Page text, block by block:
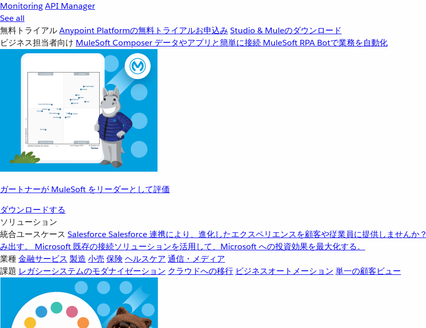
MonitoringAPI Manager
See all
無料トライアルAnypoint Platformの無料トライアルお申込み Studio & Muleのダウンロード
ビジネス担当者向け MuleSoft Composer データやアプリと簡単に接続 MuleSoft RPA Botで業務を自動化
ガートナーが MuleSoft をリーダーとして評価
ダウンロードする
ソリューション
統合ユースケース SalesforceSalesforce 連携により、進化したエクスペリエンスを顧客や従業員に提供しませんか？
み出す。
Microsoft 既存の接続ソリューションを活用して、Microsoft への投資効果を最大化する。
業種金融サービス 製造 小売 保険 ヘルスケア 通信・メディア
課題 レガシーシステムのモダナイゼーション クラウドへの移行 ビジネスオートメーション 単一の顧客ビュー